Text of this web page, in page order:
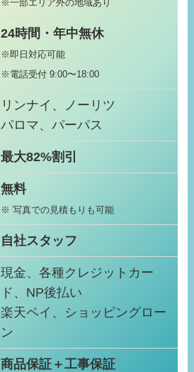
※一部エリア外の地域あり
24時間・年中無休
※即日対応可能
※電話受付 9:00〜18:00
リンナイ、ノーリツ
パロマ、パーパス
最大82%割引
無料
※ 写真での見積もりも可能
自社スタッフ
現金、各種クレジットカー
ド、NP後払い
楽天ペイ、ショッピングロー
ン
商品保証＋工事保証